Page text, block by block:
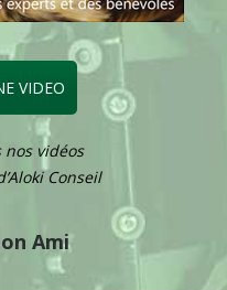
VIDEO
nos vidéos
Conseil
Ami